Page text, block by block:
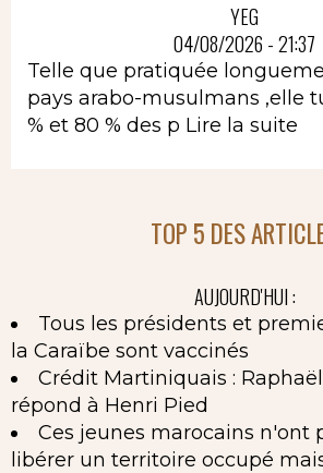
YEG
04/08/2026 - 21:37
Telle que pratiquée
pays arabo-musulmans ,elle
% et 80 % des p Lire la suite
TOP 5 DES
AUJOURD'HUI :
Tous les présidents et
la Caraïbe sont vaccinés
Crédit Martiniquais :
répond à Henri Pied
Ces jeunes marocains n'ont
libérer un territoire occupé